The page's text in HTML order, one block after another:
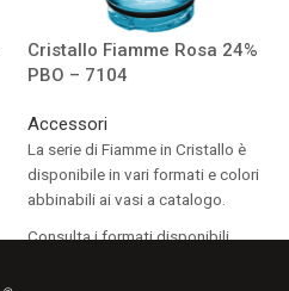
Cristallo Fiamme Rosa 24%
PBO – 7104
Accessori
La serie di Fiamme in Cristallo è
disponibile in vari formati e colori
abbinabili ai vasi a catalogo.
Consulta i formati disponibili.